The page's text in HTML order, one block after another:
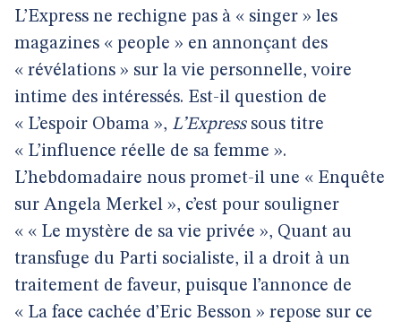
L’Express ne rechigne pas à « singer » les
magazines « people » en annonçant des
« révélations » sur la vie personnelle, voire
intime des intéressés. Est-il question de
« L’espoir Obama », L’Expresssous titre
« L’influence réelle de sa femme ».
L’hebdomadaire nous promet-il une « Enquête
sur Angela Merkel », c’est pour souligner
« « Le mystère de sa vie privée », Quant au
transfuge du Parti socialiste, il a droit à un
traitement de faveur, puisque l’annonce de
« La face cachée d’Eric Besson » repose sur ce